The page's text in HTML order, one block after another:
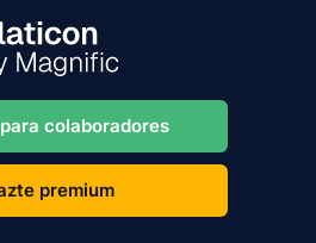
colaboradores
premium